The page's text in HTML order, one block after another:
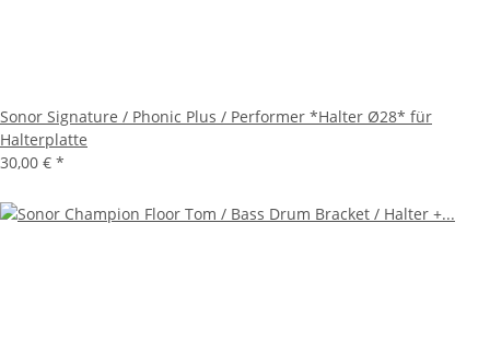
Sonor Signature / Phonic Plus / Performer *Halter Ø28* für
Halterplatte
30,00 € *